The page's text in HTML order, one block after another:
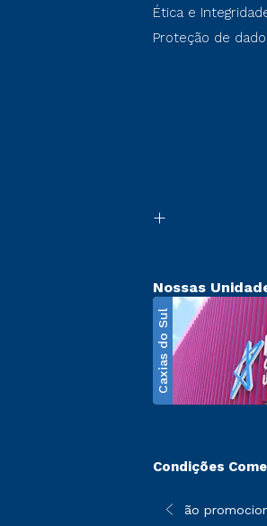
Ética e
Proteção de
Nossas
Caxias do Sul
Condições
sofrer alterações nos períodos
*A condição